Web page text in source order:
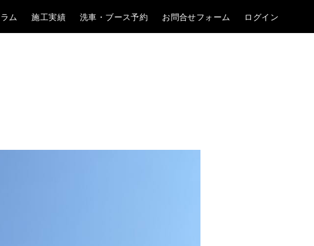
ム 施工実績 洗車・ブース予約 お問合せフォーム ログイン